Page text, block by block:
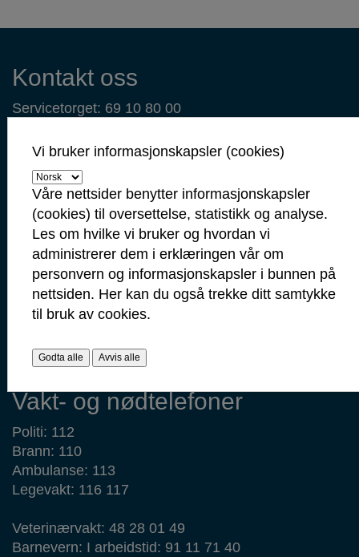
Kontaktinformasjon
Kontakt oss
Servicetorget: 69 10 80 00
servicetorget@sarpsborg.com
postmottak@sarpsborg.com
Contact us - English
Post: Postboks 237, 1702 Sarpsborg
Besøk: Glengsgata 38, 1706 Sarpsborg
Faktura: Postboks 505, 1703 Sarpsborg
Org.nr: 938 801 363
Kommunenummer: 3105
Ansattportal
Vakt- og nødtelefoner
Politi: 112
Brann: 110
Ambulanse: 113
Legevakt: 116 117
Veterinærvakt: 48 28 01 49
Barnevern: I arbeidstid: 91 11 71 40
Vi bruker informasjonskapsler (cookies)
Våre nettsider benytter informasjonskapsler
(cookies) til oversettelse, statistikk og analyse.
Les om hvilke vi bruker og hvordan vi
administrerer dem i erklæringen vår om
personvern og informasjonskapsler i bunnen på
nettsiden. Her kan du også trekke ditt samtykke
til bruk av cookies.
Godta alle Avvis alle